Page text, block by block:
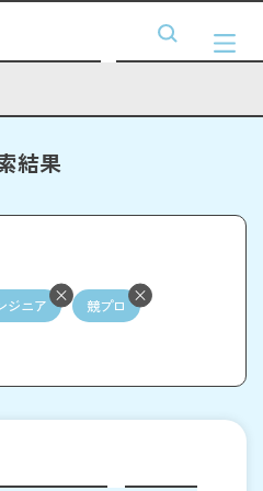
結果
ジニア 競プロ